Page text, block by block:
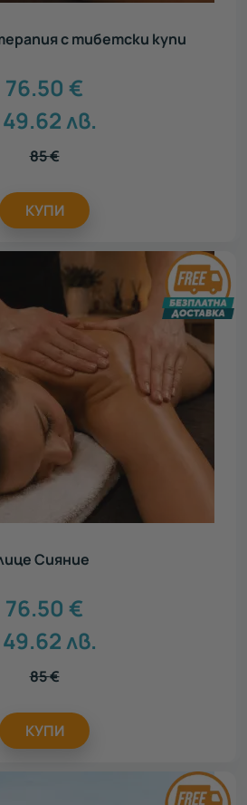
с тибетски купи
76.50 €
лв.
85€
КУПИ
Сияние
76.50 €
лв.
85€
КУПИ